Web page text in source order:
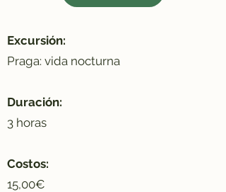
Excursión:
Praga: vida nocturna
Duración:
3 horas
Costos:
15,00€